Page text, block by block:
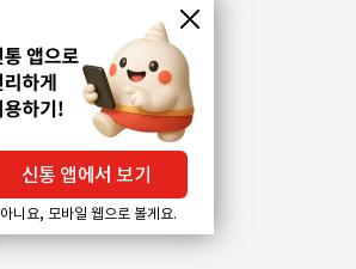
신통 앱에서 보기
아니요, 모바일 웹으로 볼게요.